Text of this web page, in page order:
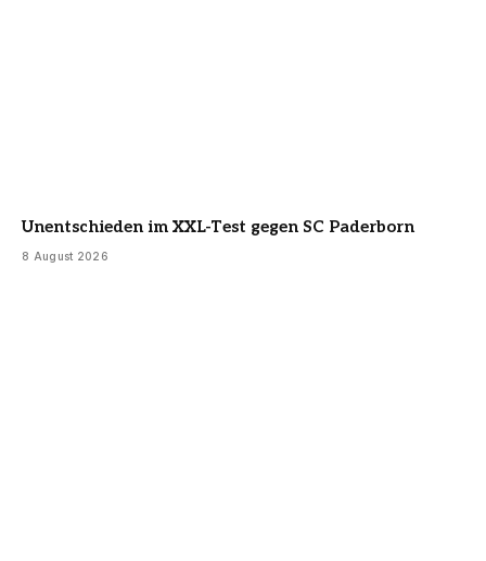
Unentschieden im XXL-Test gegen SC Paderborn
8 August 2026